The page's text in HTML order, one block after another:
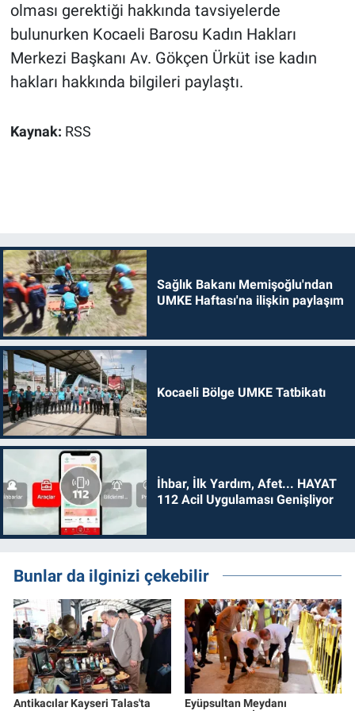
olması gerektiği hakkında tavsiyelerde
bulunurken Kocaeli Barosu Kadın Hakları
Merkezi Başkanı Av. Gökçen Ürküt ise kadın
hakları hakkında bilgileri paylaştı.
Kaynak: RSS
Sağlık Bakanı Memişoğlu'ndan
UMKE Haftası'na ilişkin paylaşım
Kocaeli Bölge UMKE Tatbikatı
İhbar, İlk Yardım, Afet... HAYAT
112 Acil Uygulaması Genişliyor
Bunlar da ilginizi çekebilir
Antikacılar Kayseri Talas'ta
Eyüpsultan Meydanı